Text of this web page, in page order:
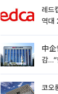
레드
역대
中企
감…“
코오